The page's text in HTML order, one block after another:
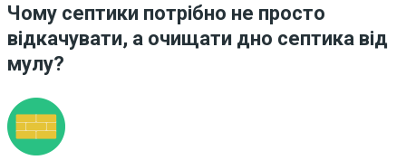
Чому септики потрібно не просто
відкачувати, а очищати дно септика від
мулу?